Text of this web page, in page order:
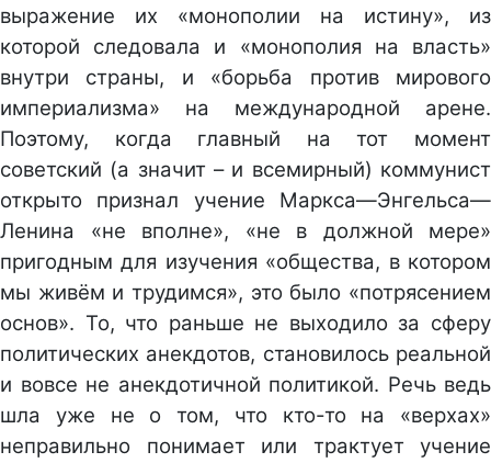
выражение их «монополии на истину», из
которой следовала и «монополия на власть»
внутри страны, и «борьба против мирового
империализма» на международной арене.
Поэтому, когда главный на тот момент
советский (а значит – и всемирный) коммунист
открыто признал учение Маркса—Энгельса—
Ленина «не вполне», «не в должной мере»
пригодным для изучения «общества, в котором
мы живём и трудимся», это было «потрясением
основ». То, что раньше не выходило за сферу
политических анекдотов, становилось реальной
и вовсе не анекдотичной политикой. Речь ведь
шла уже не о том, что кто-то на «верхах»
неправильно понимает или трактует учение